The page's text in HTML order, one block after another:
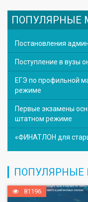
ПОПУЛЯРНЫЕ
Постановления
Поступление в вузы
ЕГЭ по профильной
режиме
Первые экзамены
штатном режиме
«ФИНАТЛОН для
ПОПУЛЯРНЫЕ
81196